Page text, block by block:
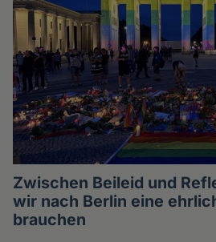
Zwischen Beileid und
wir nach Berlin eine
brauchen